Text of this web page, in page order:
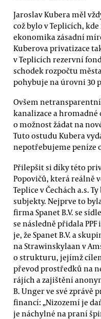
Jaroslav Kubera měl
což bylo v Teplicích,
ekonomika zásadní
Kuberova privatizace
v Teplicích rezervní
schodek rozpočtu
pohybuje na úrovni 30
Ovšem
kanalizace a
o možnost žádat na
Tuto ostudu Kubera
nepotřebujeme peníze
Přilepšit si díky této
Popovičů, která reálně
Teplice v Čechách a.s.
subjekty. Nejprve to
firma Spanet B.V. se
se následně přidala
je, že Spanet B.V. a
na Strawinskylaan v
o strukturu, jejímž
převod prostředků na
rájích a zajištění
B. Unger ve své
financí: „Nizozemí je
je náchylné na praní